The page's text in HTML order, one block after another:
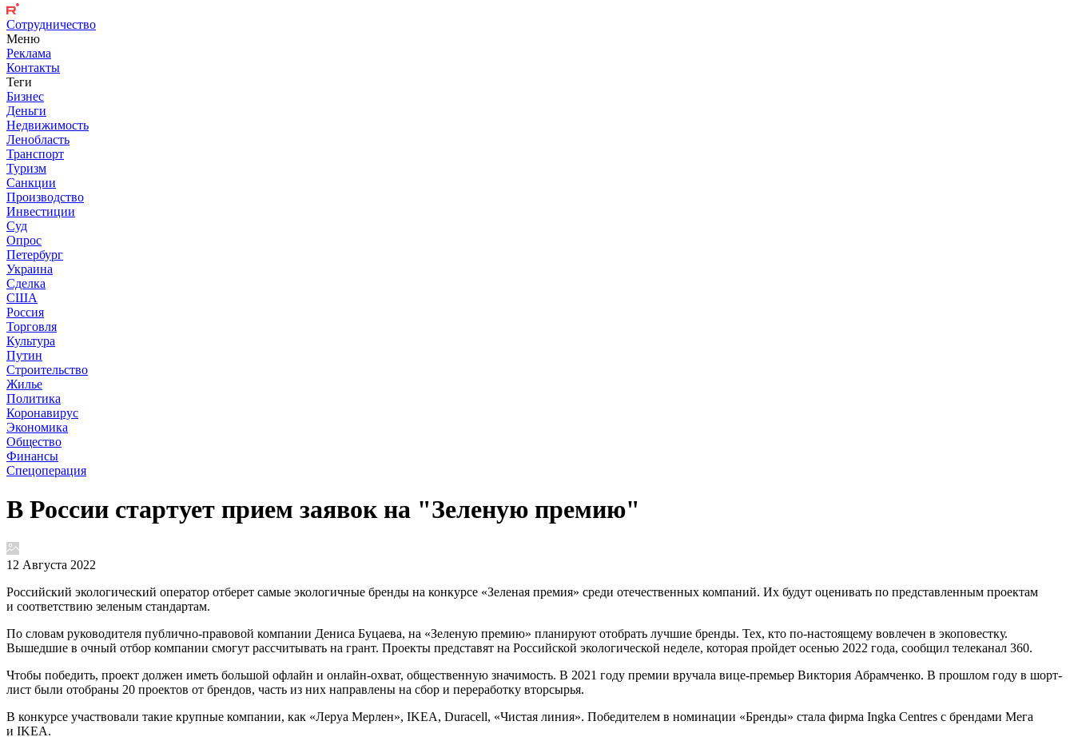
Сотрудничество
Меню
Реклама
Контакты
Теги
Бизнес
Деньги
Недвижимость
Ленобласть
Транспорт
Туризм
Санкции
Производство
Инвестиции
Суд
Опрос
Петербург
Украина
Сделка
США
Россия
Торговля
Культура
Путин
Строительство
Жилье
Политика
Коронавирус
Экономика
Общество
Финансы
Спецоперация
В России стартует прием заявок на "Зеленую премию"
12 Августа 2022
Российский экологический оператор отберет самые экологичные бренды на конкурсе «Зеленая премия» среди отечественных компаний. Их будут оценивать по представленным проектам
и соответствию зеленым стандартам.
По словам руководителя публично-правовой компании Дениса Буцаева, на «Зеленую премию» планируют отобрать лучшие бренды. Тех, кто по-настоящему вовлечен в экоповестку.
Вышедшие в очный отбор компании смогут рассчитывать на грант. Проекты представят на Российской экологической неделе, которая пройдет осенью 2022 года, сообщил телеканал 360.
Чтобы победить, проект должен иметь большой офлайн и онлайн-охват, общественную значимость. В 2021 году премии вручала вице-премьер Виктория Абрамченко. В прошлом году в шорт-
лист были отобраны 20 проектов от брендов, часть из них направлены на сбор и переработку вторсырья.
В конкурсе участвовали такие крупные компании, как «Леруа Мерлен», IKEA, Duracell, «Чистая линия». Победителем в номинации «Бренды» стала фирма Ingka Centres с брендами Мега
и IKEA.